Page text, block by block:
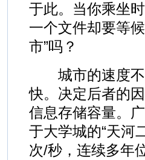
于此。当你乘坐
一个文件却要等
市”吗？
城市的速度不
快。决定后者的
信息存储容量。
于大学城的“天河
次/秒，连续多年